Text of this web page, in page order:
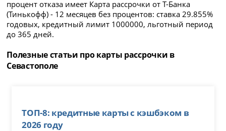
процент отказа имеет Карта рассрочки от Т-Банка
(Тинькофф) - 12 месяцев без процентов: ставка 29.855%
годовых, кредитный лимит 1000000, льготный период
до 365 дней.
Полезные статьи про карты рассрочки в
Севастополе
ТОП-8: кредитные карты с кэшбэком в
2026 году